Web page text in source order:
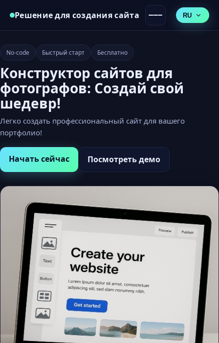
Решение для создания сайта RU
No-code Быстрый старт Бесплатно
Конструктор сайтов для
фотографов: Создай свой
шедевр!
Легко создать профессиональный сайт для вашего
портфолио!
Начать сейчас Посмотреть демо